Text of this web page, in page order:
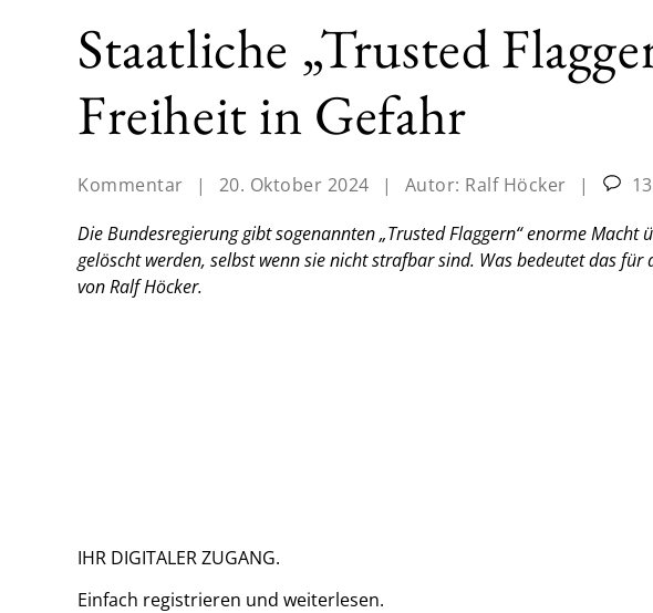
Staatliche „Trusted
Freiheit in Gefahr
Kommentar | 20. Oktober 2024 | Autor: Ralf Höcker |
Die Bundesregierung gibt sogenannten „Trusted Flaggern“ enorme Macht
gelöscht werden, selbst wenn sie nicht strafbar sind. Was bedeutet das für
von Ralf Höcker.
IHR DIGITALER ZUGANG.
Einfach registrieren und weiterlesen.